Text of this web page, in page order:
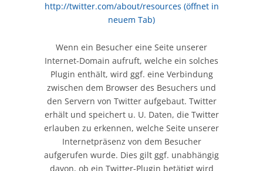
http://twitter.com/about/resources (öffnet in
neuem Tab)
Wenn ein Besucher eine Seite unserer
Internet-Domain aufruft, welche ein solches
Plugin enthält, wird ggf. eine Verbindung
zwischen dem Browser des Besuchers und
den Servern von Twitter aufgebaut. Twitter
erhält und speichert u. U. Daten, die Twitter
erlauben zu erkennen, welche Seite unserer
Internetpräsenz von dem Besucher
aufgerufen wurde. Dies gilt ggf. unabhängig
davon, ob ein Twitter-Plugin betätigt wird